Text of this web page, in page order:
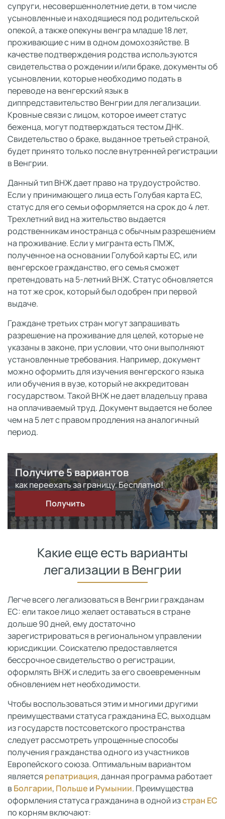
супруги, несовершеннолетние дети, в том числе
усыновленные и находящиеся под родительской
опекой, а также опекуны венгра младше 18 лет,
проживающие с ним в одном домохозяйстве. В
качестве подтверждения родства используются
свидетельства о рождении и/или браке, документы об
усыновлении, которые необходимо подать в
переводе на венгерский язык в
диппредставительство Венгрии для легализации.
Кровные связи с лицом, которое имеет статус
беженца, могут подтверждаться тестом ДНК.
Свидетельство о браке, выданное третьей страной,
будет принято только после внутренней регистрации
в Венгрии.
Данный тип ВНЖ дает право на трудоустройство.
Если у принимающего лица есть Голубая карта ЕС,
статус для его семьи оформляется на срок до 4 лет.
Трехлетний вид на жительство выдается
родственникам иностранца с обычным разрешением
на проживание. Если у мигранта есть ПМЖ,
полученное на основании Голубой карты ЕС, или
венгерское гражданство, его семья сможет
претендовать на 5-летний ВНЖ. Статус обновляется
на тот же срок, который был одобрен при первой
выдаче.
Граждане третьих стран могут запрашивать
разрешение на проживание для целей, которые не
указаны в законе, при условии, что они выполняют
установленные требования. Например, документ
можно оформить для изучения венгерского языка
или обучения в вузе, который не аккредитован
государством. Такой ВНЖ не дает владельцу права
на оплачиваемый труд. Документ выдается не более
чем на 5 лет с правом продления на аналогичный
период.
Получите 5 вариантов
как переехать за границу. Бесплатно!
Получить
Какие еще есть варианты
легализации в Венгрии
Легче всего легализоваться в Венгрии гражданам
ЕС: ели такое лицо желает оставаться в стране
дольше 90 дней, ему достаточно
зарегистрироваться в региональном управлении
юрисдикции. Соискателю предоставляется
бессрочное свидетельство о регистрации,
оформлять ВНЖ и следить за его своевременным
обновлением нет необходимости.
Чтобы воспользоваться этим и многими другими
преимуществами статуса гражданина ЕС, выходцам
из государств постсоветского пространства
следует рассмотреть упрощенные способы
получения гражданства одного из участников
Европейского союза. Оптимальным вариантом
является репатриация, данная программа работает
вБолгарии, Польше и Румынии. Преимущества
оформления статуса гражданина в одной изстран ЕС
по корням включают: